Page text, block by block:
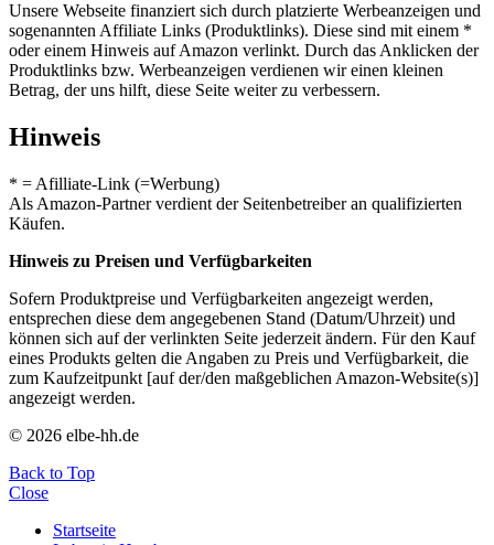
Unsere Webseite finanziert sich durch platzierte Werbeanzeigen und
sogenannten Affiliate Links (Produktlinks). Diese sind mit einem *
oder einem Hinweis auf Amazon verlinkt. Durch das Anklicken der
Produktlinks bzw. Werbeanzeigen verdienen wir einen kleinen
Betrag, der uns hilft, diese Seite weiter zu verbessern.
Hinweis
* = Afilliate-Link (=Werbung)
Als Amazon-Partner verdient der Seitenbetreiber an qualifizierten
Käufen.
Hinweis zu Preisen und Verfügbarkeiten
Sofern Produktpreise und Verfügbarkeiten angezeigt werden,
entsprechen diese dem angegebenen Stand (Datum/Uhrzeit) und
können sich auf der verlinkten Seite jederzeit ändern. Für den Kauf
eines Produkts gelten die Angaben zu Preis und Verfügbarkeit, die
zum Kaufzeitpunkt [auf der/den maßgeblichen Amazon-Website(s)]
angezeigt werden.
© 2026 elbe-hh.de
Back to Top
Close
Startseite